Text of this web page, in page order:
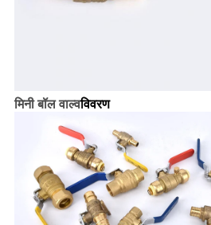
मिनी बॉल वाल्वविवरण